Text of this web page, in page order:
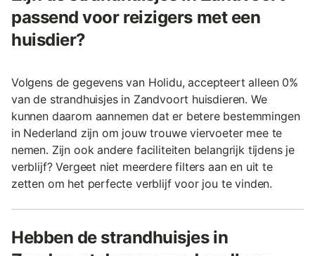
passend voor reizigers met een
huisdier?
Volgens de gegevens van Holidu, accepteert alleen 0%
van de strandhuisjes in Zandvoort huisdieren. We
kunnen daarom aannemen dat er betere bestemmingen
in Nederland zijn om jouw trouwe viervoeter mee te
nemen. Zijn ook andere faciliteiten belangrijk tijdens je
verblijf? Vergeet niet meerdere filters aan en uit te
zetten om het perfecte verblijf voor jou te vinden.
Hebben de strandhuisjes in